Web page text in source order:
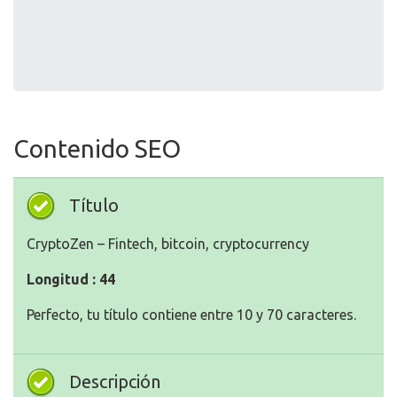
Contenido SEO
Título
CryptoZen – Fintech, bitcoin, cryptocurrency
Longitud : 44
Perfecto, tu título contiene entre 10 y 70 caracteres.
Descripción